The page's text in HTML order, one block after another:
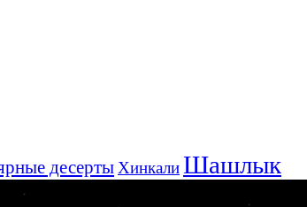
десерты ХинкалиШашлык